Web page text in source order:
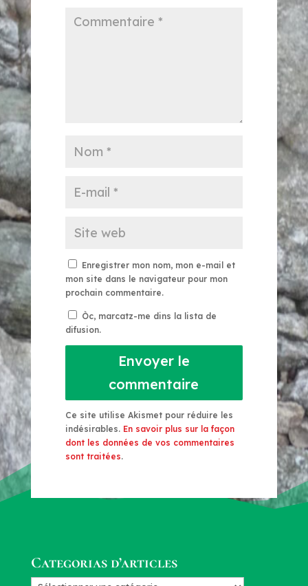
Enregistrer mon nom, mon e-mail et
mon site dans le navigateur pour mon
prochain commentaire.
Òc, marcatz-me dins la lista de
difusion.
Envoyer le
commentaire
Ce site utilise Akismet pour réduire les
indésirables. En savoir plus sur la façon
dont les données de vos commentaires
sont traitées.
Categorias d’articles